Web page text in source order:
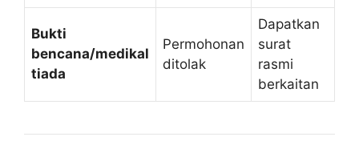
Bukti
bencana/medikal
tiada
Permohonan
ditolak
Dapatkan
surat
rasmi
berkaitan